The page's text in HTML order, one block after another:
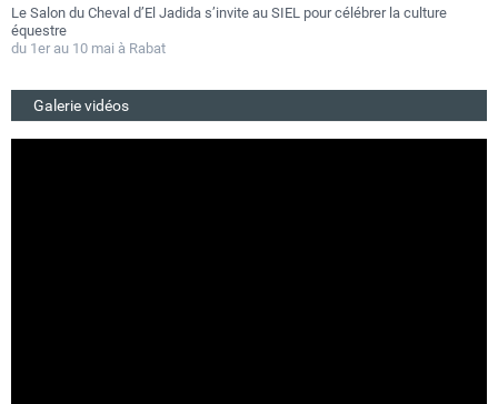
Le Salon du Cheval d’El Jadida s’invite au SIEL pour célébrer la culture
équestre
du 1er au 10 mai à Rabat
Galerie vidéos